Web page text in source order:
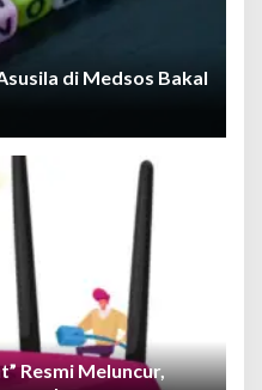
di Medsos Bakal
Resmi Meluncur,